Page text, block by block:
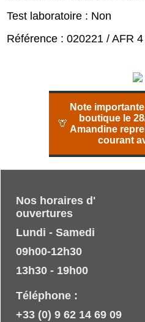
Test laboratoire : Non
Référence : 020221 / AFR
🦒
Note
boutique le
Amandine
courant
Nos horaires d'
ouvertures
Lundi - Samedi
09h00-12h30
13h30 - 19h00
Téléphone :
+33 (0) 9 62 14 69 09